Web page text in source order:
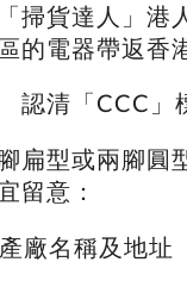
掃貨達人」港
的電器帶返香
認清「CCC」
扁型或兩腳圓
留意：
廠名稱及地址